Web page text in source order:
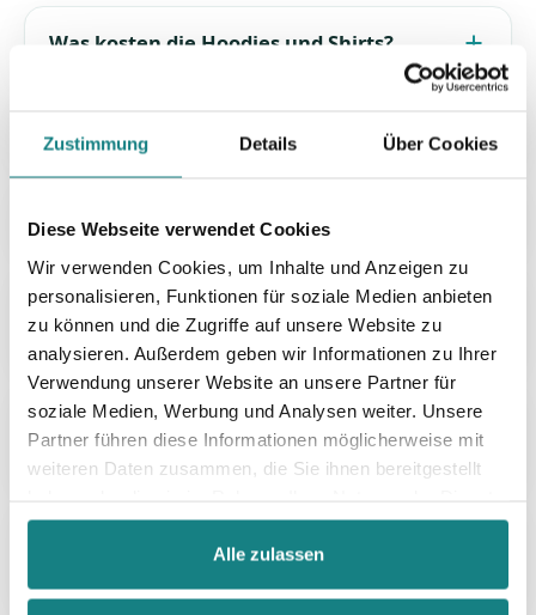
Zustimmung Details Über Cookies
Diese Webseite verwendet Cookies
Wir verwenden Cookies, um Inhalte und Anzeigen zu
personalisieren, Funktionen für soziale Medien anbieten
zu können und die Zugriffe auf unsere Website zu
analysieren. Außerdem geben wir Informationen zu Ihrer
Verwendung unserer Website an unsere Partner für
soziale Medien, Werbung und Analysen weiter. Unsere
Partner führen diese Informationen möglicherweise mit
weiteren Daten zusammen, die Sie ihnen bereitgestellt
gesammelt haben.
Alle zulassen